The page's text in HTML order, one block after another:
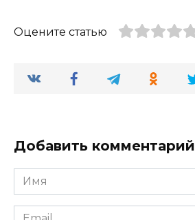
Оцените статью
Добавить комментарий
Имя
*
Email